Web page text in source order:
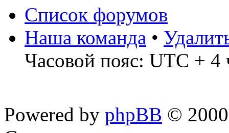
Список форумов
Наша команда •
Часовой пояс: UTC + 4
Powered by phpBB ©